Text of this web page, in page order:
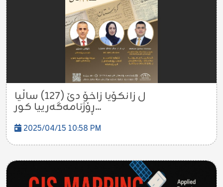
ل زانکۆیا زاخۆ دێ (١٢٧) ساڵیا
ڕۆژنامه‌گه‌رييا كور...
2025/04/15 10:58 PM